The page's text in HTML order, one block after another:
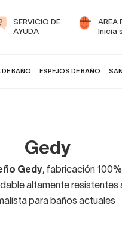
SERVICIO DE
AYUDA
AREA
Inicia
DE BAÑO ESPEJOS DE BAÑO
Gedy
Gedy, fabricación
altamente resistentes
para baños actuales